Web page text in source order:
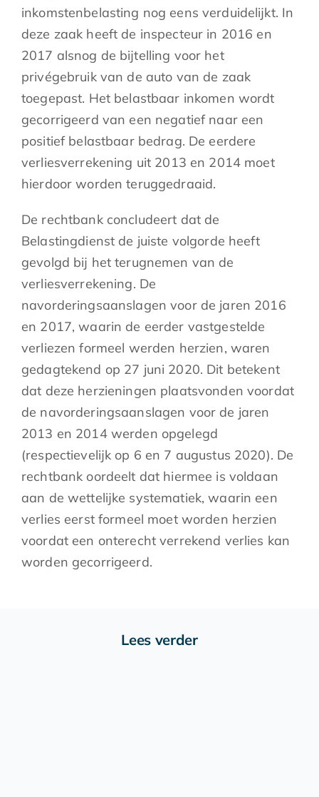
inkomstenbelasting nog eens verduidelijkt. In
deze zaak heeft de inspecteur in 2016 en
2017 alsnog de bijtelling voor het
privégebruik van de auto van de zaak
toegepast. Het belastbaar inkomen wordt
gecorrigeerd van een negatief naar een
positief belastbaar bedrag. De eerdere
verliesverrekening uit 2013 en 2014 moet
hierdoor worden teruggedraaid.
De rechtbank concludeert dat de
Belastingdienst de juiste volgorde heeft
gevolgd bij het terugnemen van de
verliesverrekening. De
navorderingsaanslagen voor de jaren 2016
en 2017, waarin de eerder vastgestelde
verliezen formeel werden herzien, waren
gedagtekend op 27 juni 2020. Dit betekent
dat deze herzieningen plaatsvonden voordat
de navorderingsaanslagen voor de jaren
2013 en 2014 werden opgelegd
(respectievelijk op 6 en 7 augustus 2020). De
rechtbank oordeelt dat hiermee is voldaan
aan de wettelijke systematiek, waarin een
verlies eerst formeel moet worden herzien
voordat een onterecht verrekend verlies kan
worden gecorrigeerd.
Lees verder